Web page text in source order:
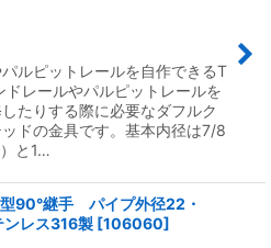
ルピットレールを自作できるT
ドレールやパルピットレールを
たりする際に必要なダフルク
ドの金具です。基本内径は7/8
と1…
90°継手 パイプ外径22・
レス316製 [106060]